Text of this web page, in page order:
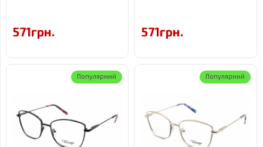
571грн. 571грн.
Популярний Популярний